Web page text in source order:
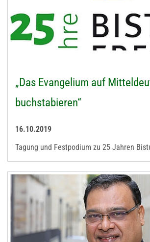
„Das Evangelium auf
buchstabieren“
16.10.2019
Tagung und Festpodium zu 25 Jahren